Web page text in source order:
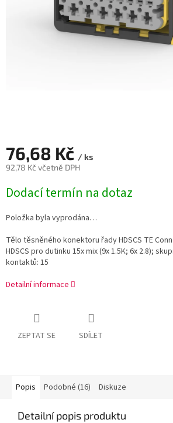
76,68 Kč / ks
92,78 Kč včetně DPH
cena:
Dodací termín na dotaz
Položka byla vyprodána…
Tělo těsněného konektoru řady HDSCS TE
HDSCS pro dutinku 15x mix (9x 1.5K; 6x 2.8);
kontaktů: 15
Detailní informace
ZEPTAT SE SDÍLET
Popis Podobné (16) Diskuze
Detailní popis produktu